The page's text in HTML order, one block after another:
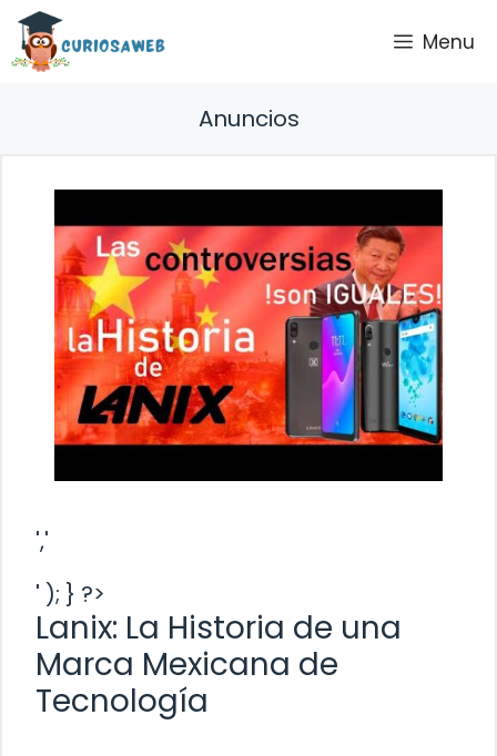
Saltar
contenido
Menu
Anuncios
','
' ); } ?>
Lanix: La Historia de una
Marca Mexicana de
Tecnología